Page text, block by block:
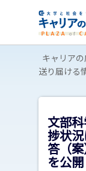
キャリア
送り届ける
文部
捗状
答（
を公開